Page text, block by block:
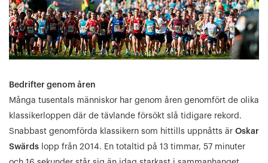
Bedrifter genom åren
Många tusentals människor har genom åren genomfört de olika
klassikerloppen där de tävlande försökt slå tidigare rekord.
Snabbast genomförda klassikern som hittills uppnåtts är Oskar
Swärds lopp från 2014. En totaltid på 13 timmar, 57 minuter